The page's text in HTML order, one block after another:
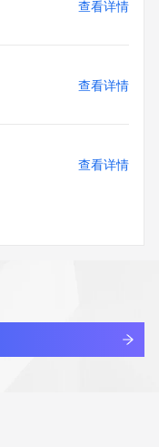
查看详情
查看详情
查看详情
查看详情